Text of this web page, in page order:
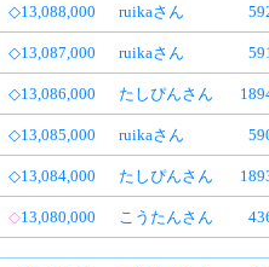
◇13,088,000 ruikaさん
◇13,087,000 ruikaさん
◇13,086,000 たしぴんさん
◇13,085,000 ruikaさん
◇13,084,000 たしぴんさん
◇13,080,000 こうたんさん